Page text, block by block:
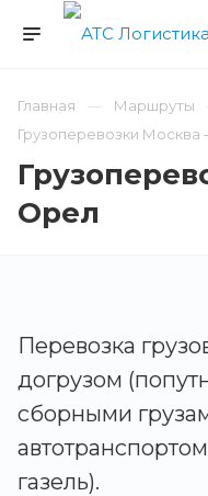
Главная Маршруты
Грузоперевозки Москва
Орел
Перевозка
догрузом
сборными
газель).